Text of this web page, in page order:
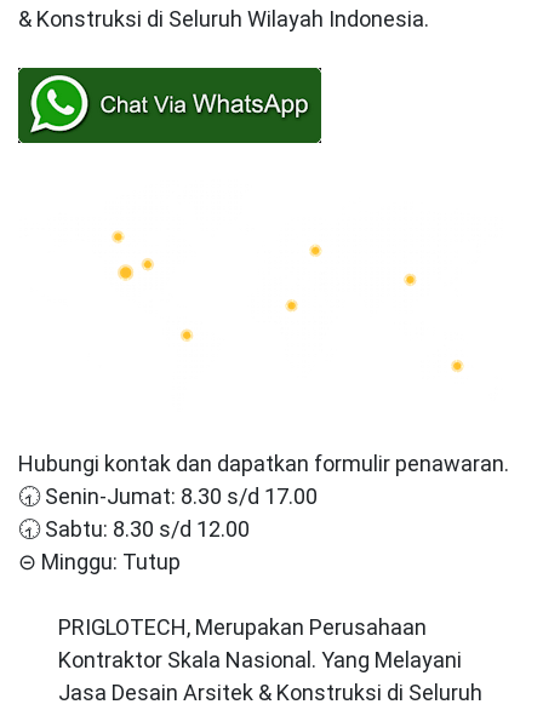
& Konstruksi di Seluruh Wilayah Indonesia.
Hubungi kontak dan dapatkan formulir penawaran.
🕣 Senin-Jumat: 8.30 s/d 17.00
🕣 Sabtu: 8.30 s/d 12.00
⊝ Minggu: Tutup
PRIGLOTECH, Merupakan Perusahaan
Kontraktor Skala Nasional. Yang Melayani
Jasa Desain Arsitek & Konstruksi di Seluruh